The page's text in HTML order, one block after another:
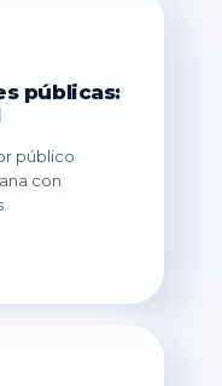
públicas:
público
con